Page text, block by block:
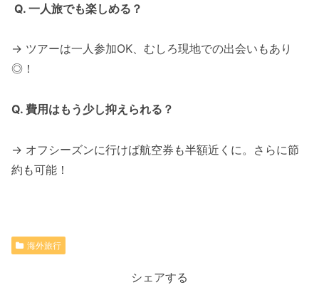
Q. 一人旅でも楽しめる？
→ ツアーは一人参加OK、むしろ現地での出会いもあり
◎！
Q. 費用はもう少し抑えられる？
→ オフシーズンに行けば航空券も半額近くに。さらに節
約も可能！
海外旅行
シェアする